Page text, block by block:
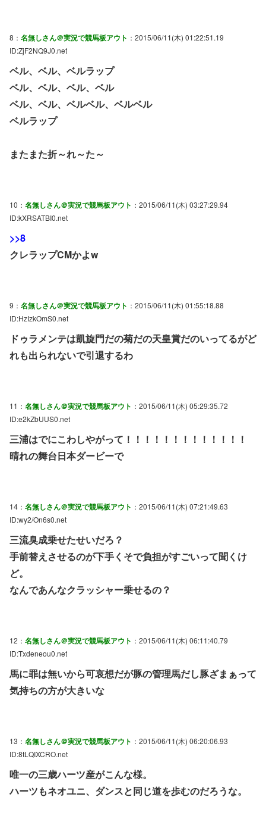
8： 名無しさん＠実況で競馬板アウト ：2015/06/11(木) 01:22:51.19
ID:ZjF2NQ9J0.net
ベル、ベル、ベルラップ
ベル、ベル、ベル、ベル
ベル、ベル、ベルベル、ベルベル
ベルラップ
またまた折～れ～た～
10： 名無しさん＠実況で競馬板アウト ：2015/06/11(木) 03:27:29.94
ID:kXRSATBI0.net
>>8
クレラップCMかよw
9： 名無しさん＠実況で競馬板アウト ：2015/06/11(木) 01:55:18.88
ID:HzIzkOmS0.net
ドゥラメンテは凱旋門だの菊だの天皇賞だのいってるがど
れも出られないで引退するわ
11： 名無しさん＠実況で競馬板アウト ：2015/06/11(木) 05:29:35.72
ID:e2kZbUUS0.net
三浦はでにこわしやがって！！！！！！！！！！！！！
晴れの舞台日本ダービーで
14： 名無しさん＠実況で競馬板アウト ：2015/06/11(木) 07:21:49.63
ID:wy2/On6s0.net
三流臭成乗せたせいだろ？
手前替えさせるのが下手くそで負担がすごいって聞くけ
ど。
なんであんなクラッシャー乗せるの？
12： 名無しさん＠実況で競馬板アウト ：2015/06/11(木) 06:11:40.79
ID:Txdeneou0.net
馬に罪は無いから可哀想だが豚の管理馬だし豚ざまぁって
気持ちの方が大きいな
13： 名無しさん＠実況で競馬板アウト ：2015/06/11(木) 06:20:06.93
ID:8tLQIXCRO.net
唯一の三歳ハーツ産がこんな様。
ハーツもネオユニ、ダンスと同じ道を歩むのだろうな。